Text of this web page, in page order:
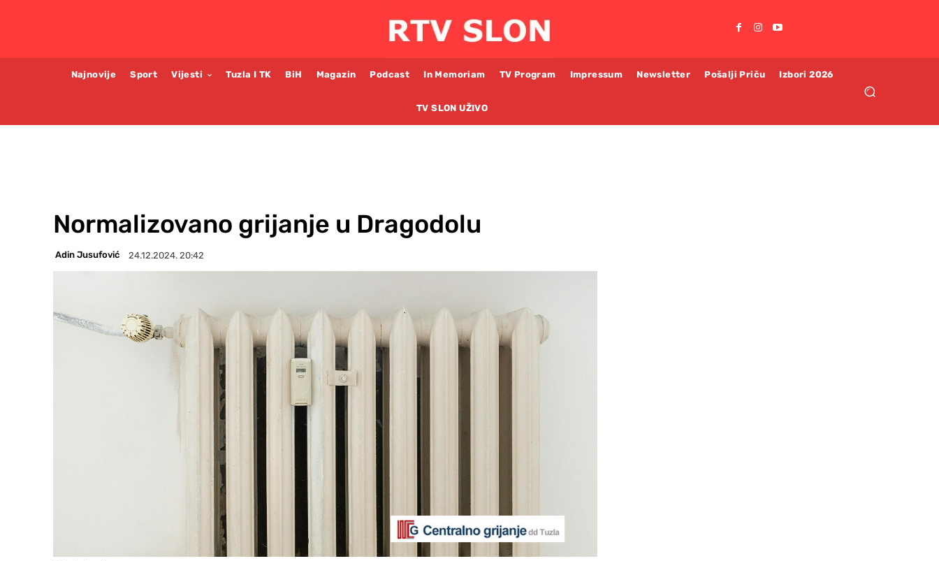
Najnovije Sport Vijesti Tuzla I TK BiH Magazin Podcast In Memoriam TV Program Impressum Newsletter Pošalji Priču Izbori 2026
TV SLON UŽIVO
Normalizovano grijanje u Dragodolu
Adin Jusufović 24.12.2024. 20:42